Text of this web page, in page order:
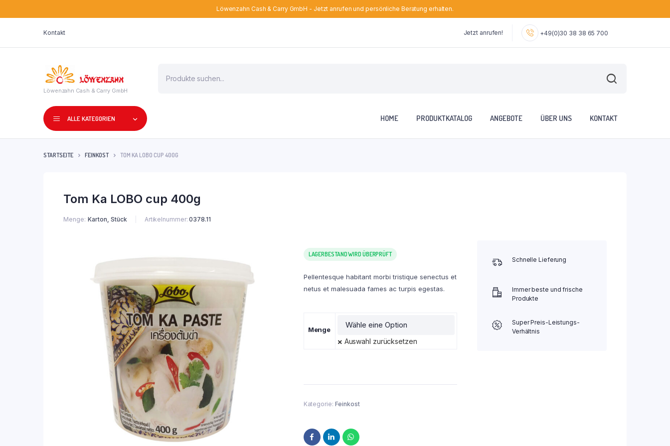
Löwenzahn Cash & Carry GmbH - Jetzt anrufen und persönliche Beratung erhalten.
Kontakt Jetzt anrufen! +49(0)30 38 38 65 700
Löwenzahn Cash & Carry GmbH
search
ALLE KATEGORIEN HOME PRODUKTKATALOG ANGEBOTE ÜBER UNS KONTAKT
STARTSEITE FEINKOST TOM KA LOBO CUP 400G
Tom Ka LOBO cup 400g
Menge Karton, Stück Artikelnummer: 0378.11
LAGERBESTAND WIRD ÜBERPRÜFT
Pellentesque habitant morbi tristique senectus et
netus et malesuada fames ac turpis egestas.
Menge
Auswahl zurücksetzen
Kategorie: Feinkost
Schnelle Lieferung
Immer beste und frische
Produkte
Super Preis-Leistungs-
Verhältnis